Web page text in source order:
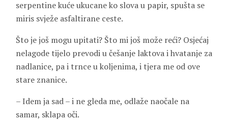
serpentine kuće ukucane ko slova u papir, spušta se
miris svježe asfaltirane ceste.
Što je još mogu upitati? Što mi još može reći? Osjećaj
nelagode tijelo prevodi u češanje laktova i hvatanje za
nadlanice, pa i trnce u koljenima, i tjera me od ove
stare znanice.
– Idem ja sad – i ne gleda me, odlaže naočale na
samar, sklapa oči.